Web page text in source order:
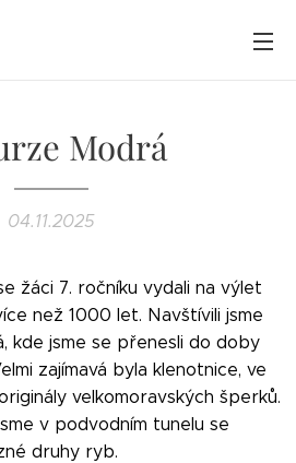
Modrá
04.11.2025
žáci 7. ročníku vydali na výlet
než 1000 let. Navštívili jsme
kde jsme se přenesli do doby
zajímavá byla klenotnice, ve
velkomoravských šperků.
v podvodním tunelu se
druhy ryb.